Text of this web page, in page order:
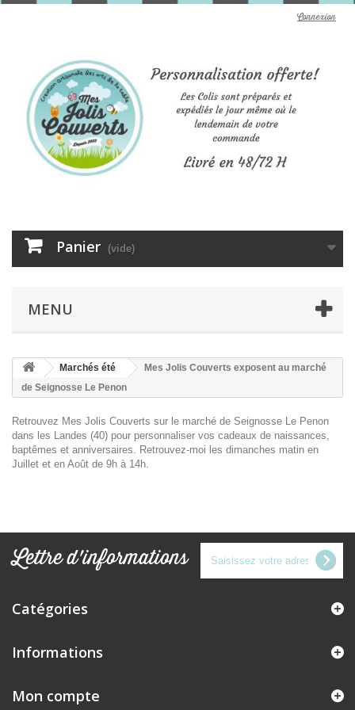
Connexion
Panier (vide)
MENU
Marchés été
Mes Jolis Couverts exposent au marché
de Seignosse Le Penon
Retrouvez Mes Jolis Couverts sur le marché de Seignosse Le Penon
dans les Landes (40) pour personnaliser vos cadeaux de naissances,
baptêmes et anniversaires. Retrouvez-moi les dimanches matin en
Juillet et en Août de 9h à 14h.
Lettre d'informations
Catégories
Informations
Mon compte